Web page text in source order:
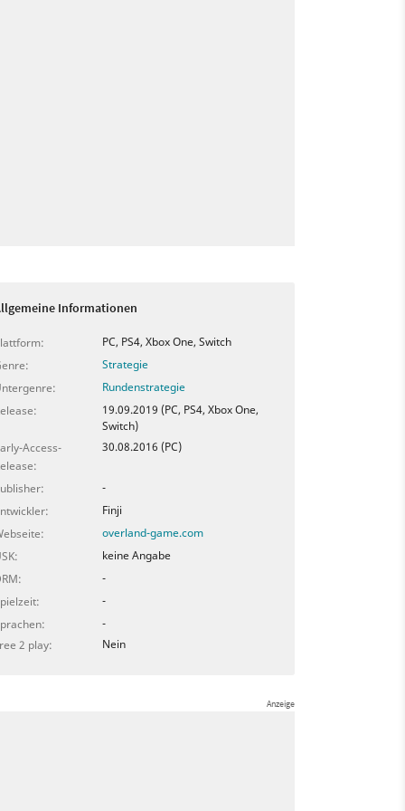
Informationen
PC, PS4, Xbox One, Switch
Strategie
Rundenstrategie
19.09.2019 (PC, PS4, Xbox One,
Switch)
Access-
30.08.2016 (PC)
-
Finji
overland-game.com
keine Angabe
-
-
-
2 play:
Nein